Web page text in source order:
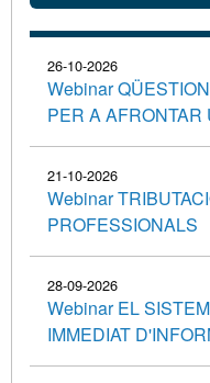
26-10-2026
Webinar
PER A
21-10-2026
Webinar
PROFESSIONALS
28-09-2026
Webinar EL
IMMEDIAT